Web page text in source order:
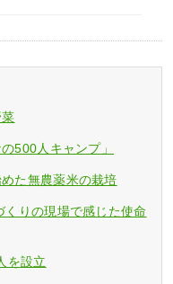
500人キャンプ」
た無農薬米の栽培
りの現場で感じた使命
を設立